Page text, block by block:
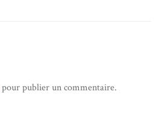
pour publier un commentaire.